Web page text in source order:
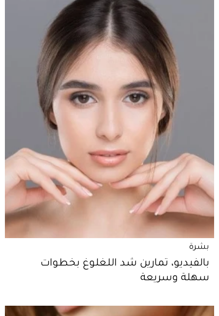
بشرة
بالفيديو، تمارين شد اللغلوغ بخطوات
سهلة وسريعة